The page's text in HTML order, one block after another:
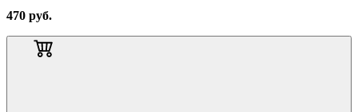
470 руб.